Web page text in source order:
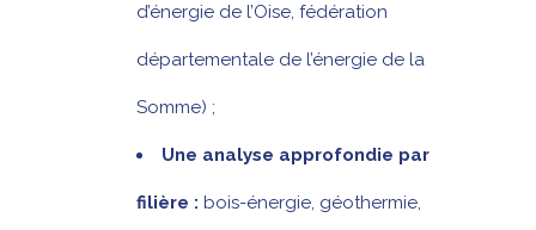
d’énergie de l’Oise, fédération
départementale de l’énergie de la
Somme) ;
Une analyse approfondie par
filière : bois-énergie, géothermie,